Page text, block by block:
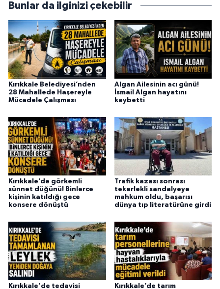
Bunlar da ilginizi çekebilir
Kırıkkale Belediyesi’nden
28 Mahallede Haşereyle
Mücadele Çalışması
Algan Ailesinin acı günü!
İsmail Algan hayatını
kaybetti
Kırıkkale’de görkemli
sünnet düğünü! Binlerce
kişinin katıldığı gece
konsere dönüştü
Trafik kazası sonrası
tekerlekli sandalyeye
mahkum oldu, başarısı
dünya tıp literatürüne girdi
Kırıkkale'de tedavisi Kırıkkale’de tarım